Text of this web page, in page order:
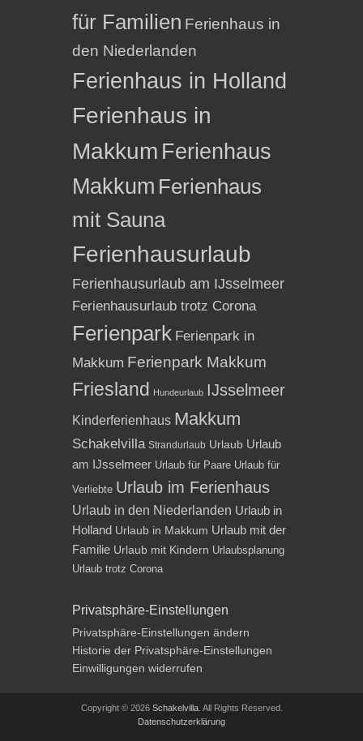
für Familien Ferienhaus in
den Niederlanden
Ferienhaus in Holland
Ferienhaus in
Makkum Ferienhaus
Makkum Ferienhaus
mit Sauna
Ferienhausurlaub
Ferienhausurlaub am IJsselmeer
Ferienhausurlaub trotz Corona
Ferienpark Ferienpark in
Makkum Ferienpark Makkum
Friesland Hundeurlaub IJsselmeer
Kinderferienhaus Makkum
Schakelvilla Strandurlaub Urlaub Urlaub
am IJsselmeer Urlaub für Paare Urlaub für
Verliebte Urlaub im Ferienhaus
Urlaub in den Niederlanden Urlaub in
Holland Urlaub in Makkum Urlaub mit der
Familie Urlaub mit Kindern Urlaubsplanung
Urlaub trotz Corona
Privatsphäre-Einstellungen
Privatsphäre-Einstellungen ändern
Historie der Privatsphäre-Einstellungen
Einwilligungen widerrufen
Copyright © 2026 Schakelvilla. All Rights Reserved.
Datenschutzerklärung